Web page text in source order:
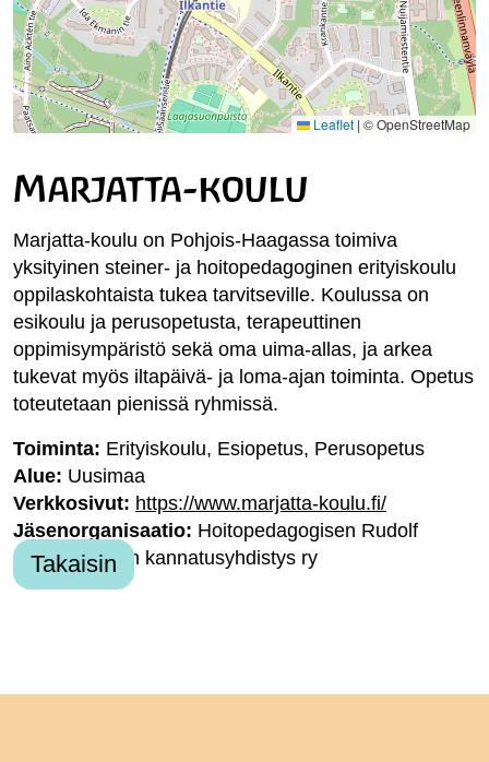
Leaflet | © OpenStreetMap
Marjatta-koulu
Marjatta-koulu on Pohjois-Haagassa toimiva
yksityinen steiner- ja hoitopedagoginen erityiskoulu
oppilaskohtaista tukea tarvitseville. Koulussa on
esikoulu ja perusopetusta, terapeuttinen
oppimisympäristö sekä oma uima-allas, ja arkea
tukevat myös iltapäivä- ja loma-ajan toiminta. Opetus
toteutetaan pienissä ryhmissä.
Toiminta: Erityiskoulu, Esiopetus, Perusopetus
Alue: Uusimaa
Verkkosivut: https://www.marjatta-koulu.fi/
Jäsenorganisaatio: Hoitopedagogisen Rudolf
Steiner-koulun kannatusyhdistys ry
Takaisin